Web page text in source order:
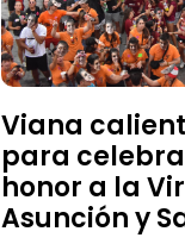
Viana
para
honor a la
Asunción y